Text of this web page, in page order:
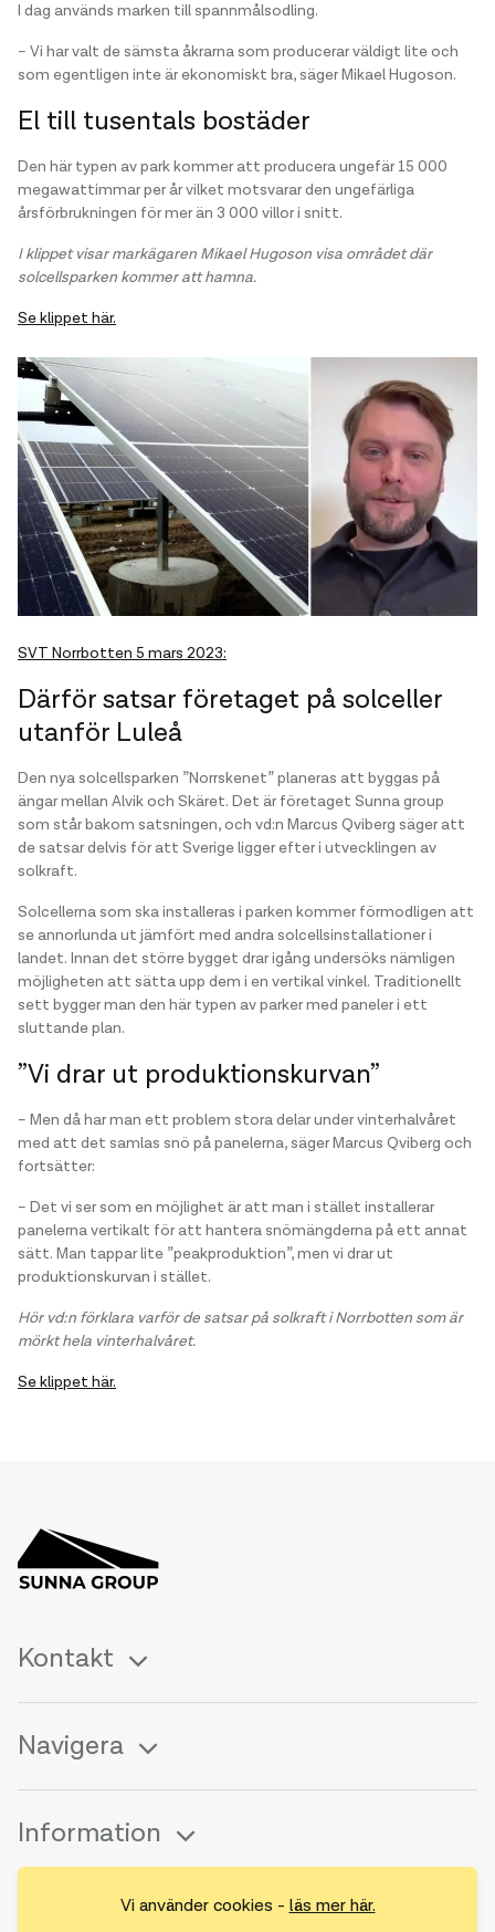
I dag används marken till spannmålsodling.
– Vi har valt de sämsta åkrarna som producerar väldigt lite och
som egentligen inte är ekonomiskt bra, säger Mikael Hugoson.
El till tusentals bostäder
Den här typen av park kommer att producera ungefär 15 000
megawattimmar per år vilket motsvarar den ungefärliga
årsförbrukningen för mer än 3 000 villor i snitt.
I klippet visar markägaren Mikael Hugoson visa området där
solcellsparken kommer att hamna.
Se klippet här.
SVT Norrbotten 5 mars 2023:
Därför satsar företaget på solceller
utanför Luleå
Den nya solcellsparken ”Norrskenet” planeras att byggas på
ängar mellan Alvik och Skäret. Det är företaget Sunna group
som står bakom satsningen, och vd:n Marcus Qviberg säger att
de satsar delvis för att Sverige ligger efter i utvecklingen av
solkraft.
Solcellerna som ska installeras i parken kommer förmodligen att
se annorlunda ut jämfört med andra solcellsinstallationer i
landet. Innan det större bygget drar igång undersöks nämligen
möjligheten att sätta upp dem i en vertikal vinkel. Traditionellt
sett bygger man den här typen av parker med paneler i ett
sluttande plan.
”Vi drar ut produktionskurvan”
– Men då har man ett problem stora delar under vinterhalvåret
med att det samlas snö på panelerna, säger Marcus Qviberg och
fortsätter:
– Det vi ser som en möjlighet är att man i stället installerar
panelerna vertikalt för att hantera snömängderna på ett annat
sätt. Man tappar lite ”peakproduktion”, men vi drar ut
produktionskurvan i stället.
Hör vd:n förklara varför de satsar på solkraft i Norrbotten som är
mörkt hela vinterhalvåret.
Se klippet här.
Navigera
Information
Kontakt
Vi använder cookies - läs mer här.